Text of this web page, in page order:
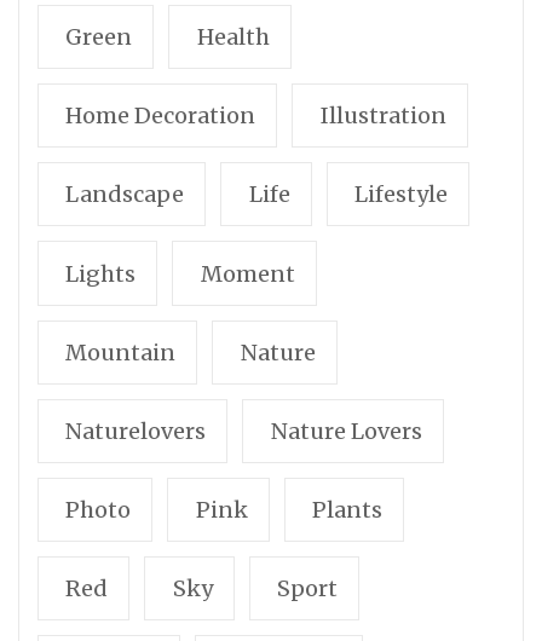
Green Health
Home Decoration Illustration
Landscape Life Lifestyle
Lights Moment
Mountain Nature
Naturelovers Nature Lovers
Photo Pink Plants
Red Sky Sport